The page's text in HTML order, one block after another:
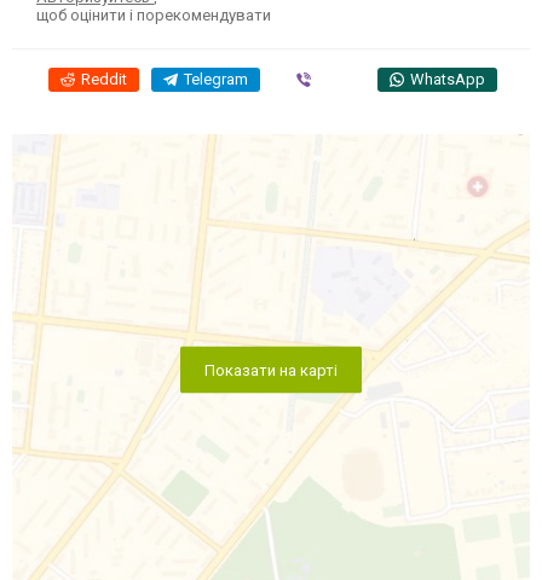
щоб оцінити і порекомендувати
Reddit Telegram WhatsApp
Показати на карті